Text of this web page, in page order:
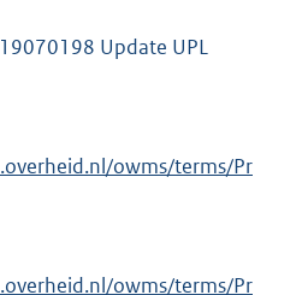
Update UPL
owms/terms/Pr
owms/terms/Pr